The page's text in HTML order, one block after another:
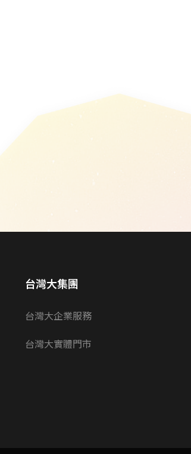
台灣大集團
台灣大企業服務
台灣大實體門市